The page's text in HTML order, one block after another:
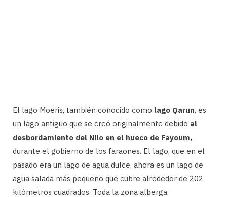
El lago Moeris, también conocido como lago Qarun, es
un lago antiguo que se creó originalmente debido al
desbordamiento del Nilo en el hueco de Fayoum,
durante el gobierno de los faraones. El lago, que en el
pasado era un lago de agua dulce, ahora es un lago de
agua salada más pequeño que cubre alrededor de 202
kilómetros cuadrados. Toda la zona alberga